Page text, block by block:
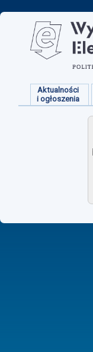
Aktualności
i ogłoszenia